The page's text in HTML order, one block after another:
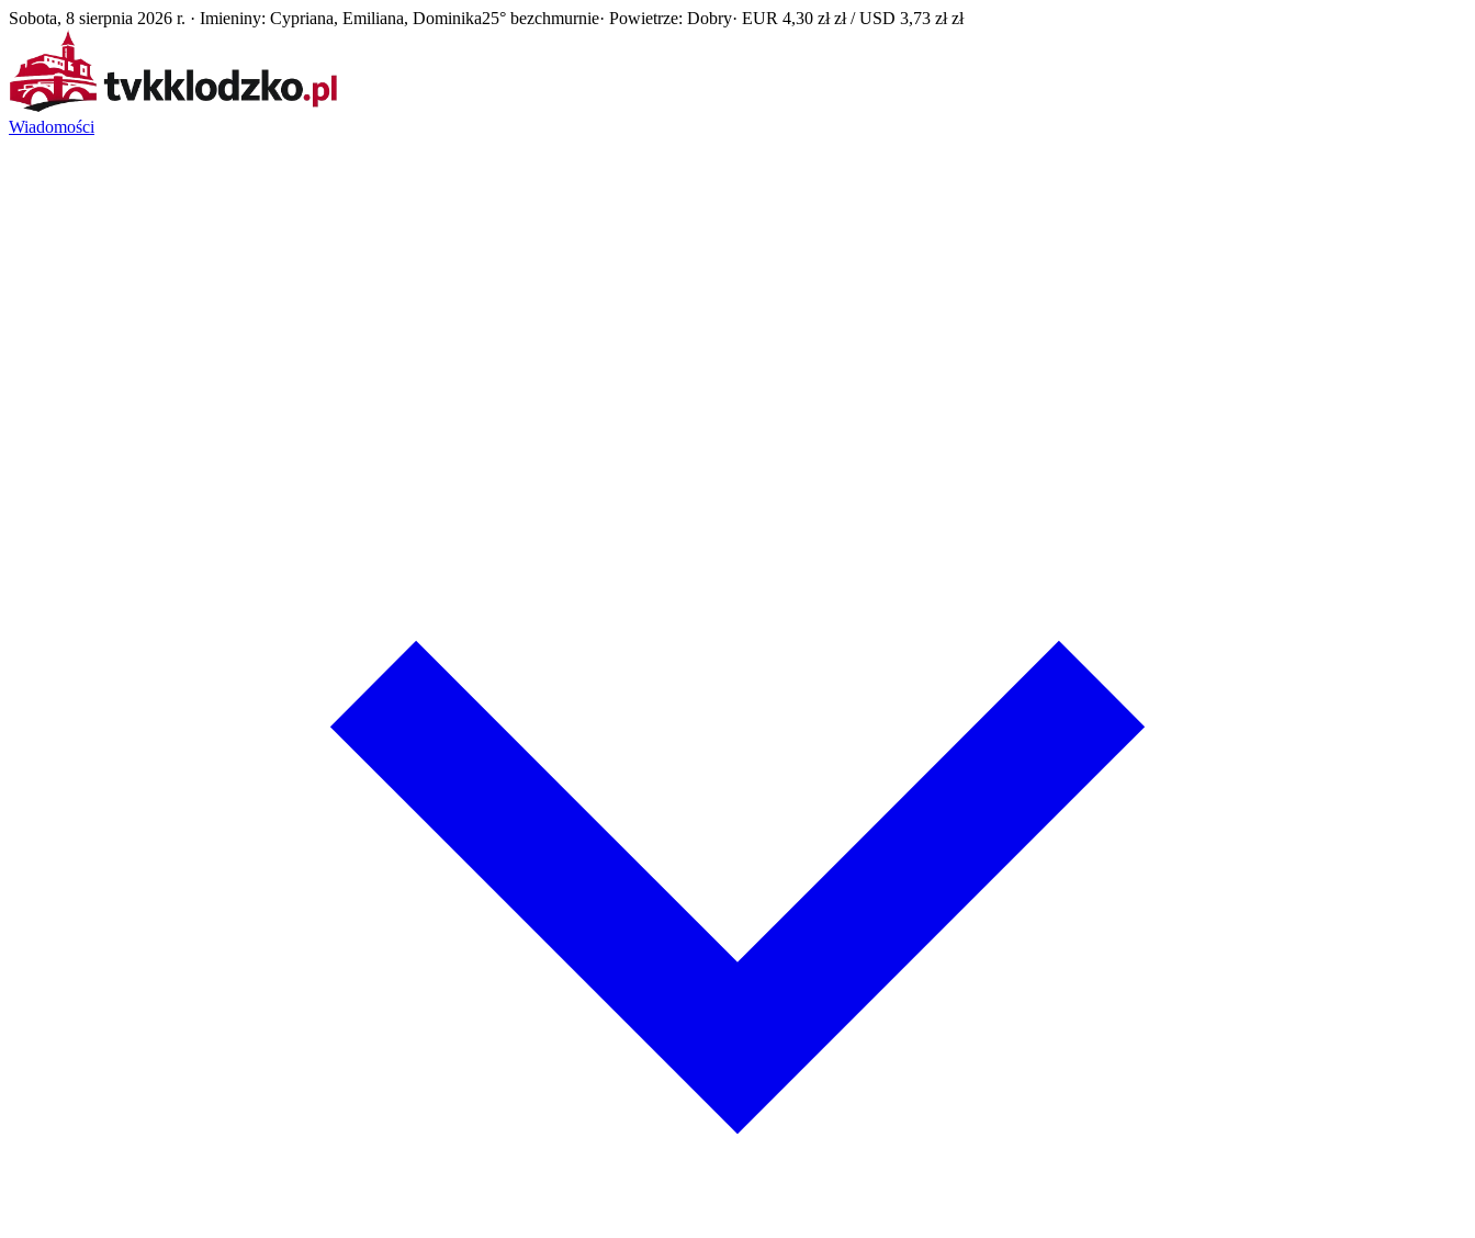
Sobota, 8 sierpnia 2026 r. · Imieniny: Cypriana, Emiliana, Dominika25° bezchmurnie· Powietrze: Dobry· EUR 4,30 zł zł / USD 3,73 zł zł
Wiadomości